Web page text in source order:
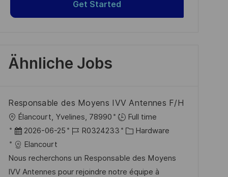
Get Started
Ähnliche Jobs
Responsable des Moyens IVV Antennes F/H
O
r
t
Élancourt, Yvelines, 78990
Full time
D
a
t
u
2026-06-25
J
b
-
R0324233
K
t
e
Hardware
Elancourt
Nous recherchons un Responsable des Moyens
IVV Antennes pour rejoindre notre équipe à